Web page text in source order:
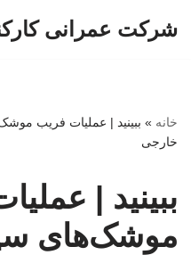
شرکت عمرانی
خانه » ببینید | عملیات فریب
خارجی
ببینید |
موشک‌های